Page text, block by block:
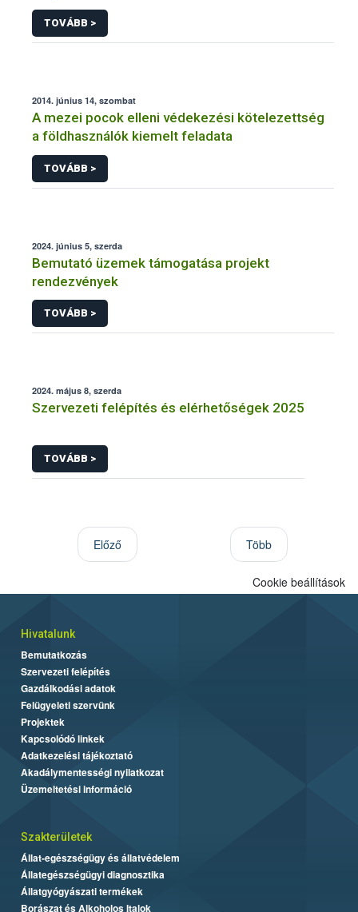
TOVÁBB >
2014. június 14, szombat
A mezei pocok elleni védekezési kötelezettség
a földhasználók kiemelt feladata
TOVÁBB >
2024. június 5, szerda
Bemutató üzemek támogatása projekt
rendezvények
TOVÁBB >
2024. május 8, szerda
Szervezeti felépítés és elérhetőségek 2025
TOVÁBB >
Előző Több
Cookie beállítások
Hivatalunk
Bemutatkozás
Szervezeti felépítés
Gazdálkodási adatok
Felügyeleti szervünk
Projektek
Kapcsolódó linkek
Adatkezelési tájékoztató
Akadálymentességi nyilatkozat
Üzemeltetési információ
Szakterületek
Állat-egészségügy és állatvédelem
Állategészségügyi diagnosztika
Állatgyógyászati termékek
Borászat és Alkoholos Italok